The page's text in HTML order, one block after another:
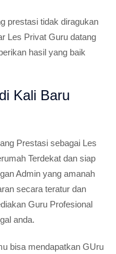
guru yang
dengan cara profesional
mengerti.
Les Privat Guru datang
hasil yang baik
Kali Baru
Prestasi sebagai Les
Terdekat dan siap
secara teratur dan